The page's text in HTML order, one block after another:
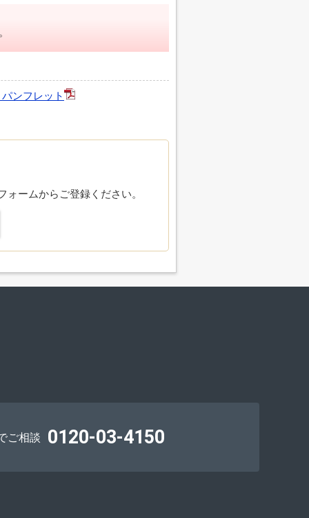
ンフレット
ームからご登録ください。
ご相談 0120-03-4150